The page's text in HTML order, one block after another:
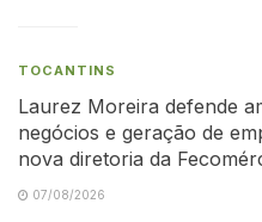
TOCANTINS
Laurez Moreira defende
negócios e geração de
nova diretoria da
07/08/2026